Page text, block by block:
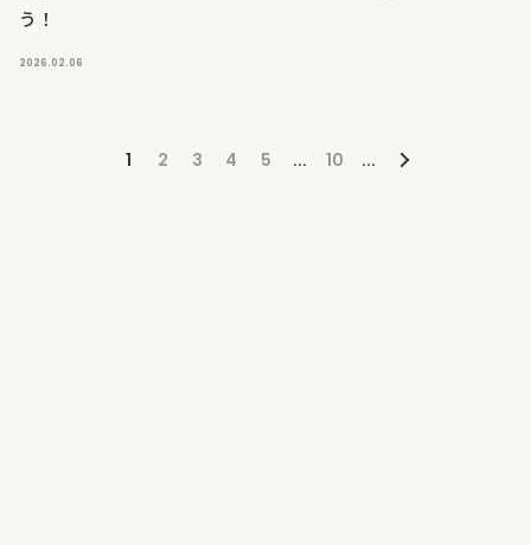
う！
2026.02.06
1 2 3 4 5 ... 10 ...